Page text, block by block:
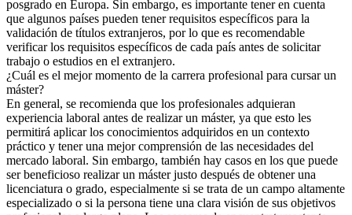
posgrado en Europa. Sin embargo, es importante tener en cuenta
que algunos países pueden tener requisitos específicos para la
validación de títulos extranjeros, por lo que es recomendable
verificar los requisitos específicos de cada país antes de solicitar
trabajo o estudios en el extranjero.
¿Cuál es el mejor momento de la carrera profesional para cursar un
máster?
En general, se recomienda que los profesionales adquieran
experiencia laboral antes de realizar un máster, ya que esto les
permitirá aplicar los conocimientos adquiridos en un contexto
práctico y tener una mejor comprensión de las necesidades del
mercado laboral. Sin embargo, también hay casos en los que puede
ser beneficioso realizar un máster justo después de obtener una
licenciatura o grado, especialmente si se trata de un campo altamente
especializado o si la persona tiene una clara visión de sus objetivos